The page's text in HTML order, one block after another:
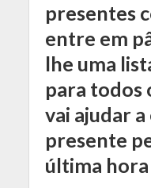
presentes
entre em
lhe uma
para todos
vai ajudar
presente
última